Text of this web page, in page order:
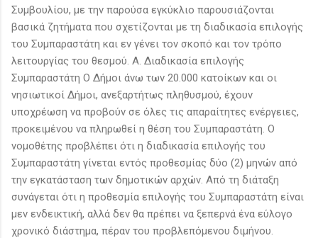
Συμβουλίου, με την παρούσα εγκύκλιο παρουσιάζονται
βασικά ζητήματα που σχετίζονται με τη διαδικασία επιλογής
του Συμπαραστάτη και εν γένει τον σκοπό και τον τρόπο
λειτουργίας του θεσμού. Α. Διαδικασία επιλογής
Συμπαραστάτη Ο Δήμοι άνω των 20.000 κατοίκων και οι
νησιωτικοί Δήμοι, ανεξαρτήτως πληθυσμού, έχουν
υποχρέωση να προβούν σε όλες τις απαραίτητες ενέργειες,
προκειμένου να πληρωθεί η θέση του Συμπαραστάτη. Ο
νομοθέτης προβλέπει ότι η διαδικασία επιλογής του
Συμπαραστάτη γίνεται εντός προθεσμίας δύο (2) μηνών από
την εγκατάσταση των δημοτικών αρχών. Από τη διάταξη
συνάγεται ότι η προθεσμία επιλογής του Συμπαραστάτη είναι
μεν ενδεικτική, αλλά δεν θα πρέπει να ξεπερνά ένα εύλογο
χρονικό διάστημα, πέραν του προβλεπόμενου διμήνου.